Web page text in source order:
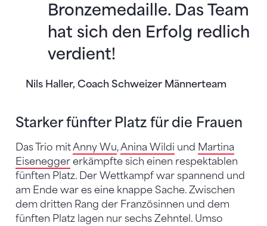
Nils Haller, Coach Schweizer Männerteam
Bronzemedaille. Das Team
hat sich den Erfolg redlich
verdient!
Starker fünfter Platz für die Frauen
Das Trio mitAnny Wu,Anina Wildi und Martina
Eisenegger erkämpfte sich einen respektablen
fünften Platz. Der Wettkampf war spannend und
am Ende war es eine knappe Sache. Zwischen
dem dritten Rang der Französinnen und dem
fünften Platz lagen nur sechs Zehntel. Umso